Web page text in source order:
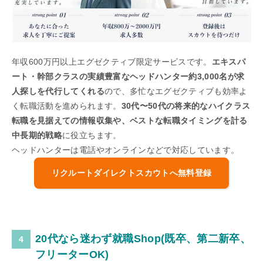
年収600万円以上エグゼクティブ限定サービスです。 エキスパ
ート・幹部クラスの実績豊富なヘッドハンター約3,000名が求
人探しを代行してくれるので、多忙なエグゼクティブも効率よ
く転職活動を進められます。 30代〜50代の将来的なハイクラス
転職を見据えての情報収集や、ベストな転職タイミングを計る
中長期的戦略に役立ちます。
ヘッドハンターは電話やオンラインなどで対応しています。
リクルートダイレクトスカウトへ無料登録
20代なら迷わず就職Shop(既卒、第二新卒、
フリーターOK)